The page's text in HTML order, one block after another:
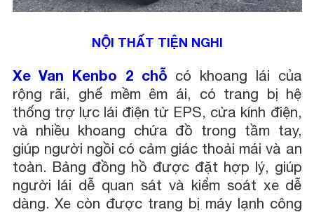
NỘI THẤT TIỆN NGHI
Xe Van Kenbo 2 chỗ có khoang lái của
rộng rãi, ghế mềm êm ái, có trang bị hệ
thống trợ lực lái điện tử EPS, cửa kính điện,
và nhiều khoang chứa đồ trong tầm tay,
giúp người ngồi có cảm giác thoải mái và an
toàn. Bảng đồng hồ được đặt hợp lý, giúp
người lái dễ quan sát và kiểm soát xe dễ
dàng. Xe còn được trang bị máy lạnh công